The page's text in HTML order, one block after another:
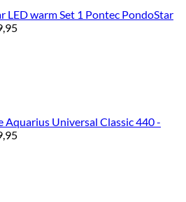
Pontec PondoStar
Aquarius Universal Classic 440 -
Preisspanne: